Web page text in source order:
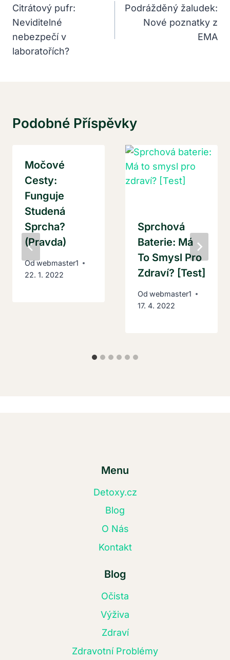
Pro
Příspěvek
Citrátový pufr:
Neviditelné
nebezpečí v
laboratořích?
Podrážděný žaludek:
Nové poznatky z
EMA
Podobné Příspěvky
Močové
Cesty:
Funguje
Studená
Sprcha?
(Pravda)
Odwebmaster1
22. 1. 2022
Sprchová
Baterie: Má
To Smysl Pro
Zdraví? [Test]
Od webmaster1
17. 4. 2022
Menu
Detoxy.cz
Blog
O Nás
Kontakt
Blog
Očista
Výživa
Zdraví
Zdravotní Problémy